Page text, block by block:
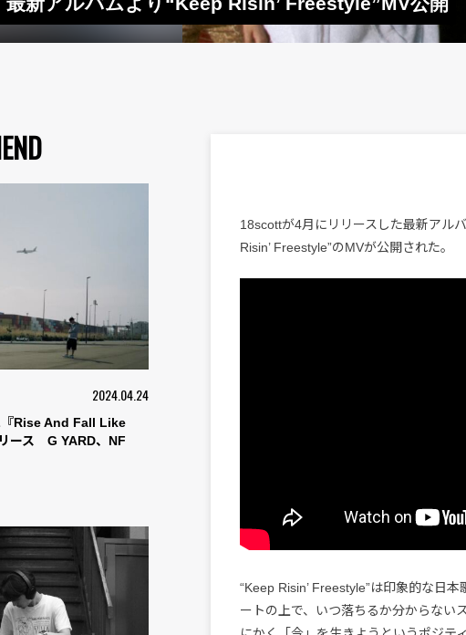
2024.04.24
Rise And Fall Like
ース G YARD、NF
18scottが4月にリリースした最新アル
Risin’ Freestyle”のMVが公開された。
“Keep Risin’ Freestyle”は印象的な日
ートの上で、いつ落ちるか分からない